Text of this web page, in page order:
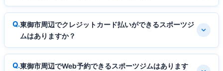
東御市周辺でクレジットカード払いができるスポーツジ
ムはありますか？
東御市周辺でWeb予約できるスポーツジムはあります